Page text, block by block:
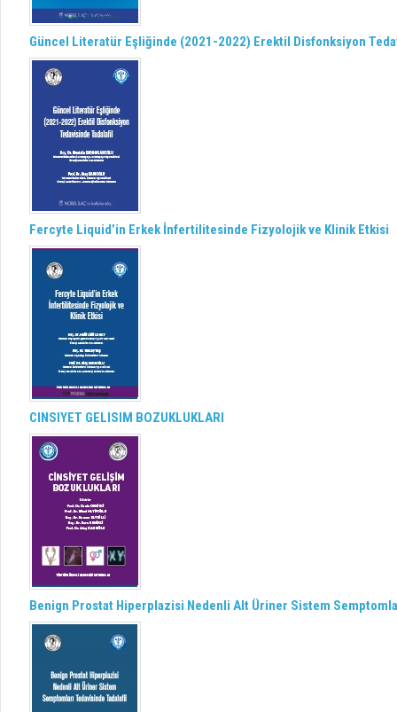
Güncel Literatür Eşliğinde (2021-2022) Erektil Disfonksiyon
Fercyte Liquid’in Erkek İnfertilitesinde Fizyolojik ve Klinik Etkisi
CINSIYET GELISIM BOZUKLUKLARI
Benign Prostat Hiperplazisi Nedenli Alt Üriner Sistem